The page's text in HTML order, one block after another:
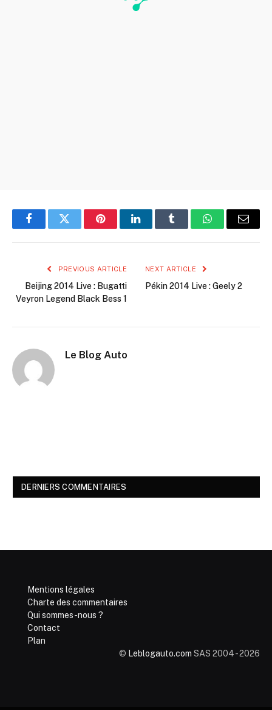
FacebookTwitter PinterestLinkedInTumblr WhatsAppEmail
PREVIOUS ARTICLE
Beijing 2014 Live : Bugatti
Veyron Legend Black Bess 1
NEXT ARTICLE
Pékin 2014 Live : Geely 2
Le Blog Auto
DERNIERS COMMENTAIRES
Mentions légales
Charte des commentaires
Qui sommes-nous ?
Contact
Plan
© Leblogauto.com SAS 2004 - 2026